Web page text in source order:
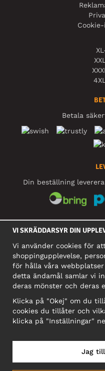
Betala
Din beställning
Motley
Narva mnt
Org: 12356245,
OBS! Skicka inte
VI SKRÄDDARSYR DIN
Vi använder cookies för
shoppingupplevelse,
för hålla våra
detta ändamål samlar vi
deras mönster och deras
Klicka på "Okej" om du
cookies du tillåter och
klicka på "Inställningar"
Jag